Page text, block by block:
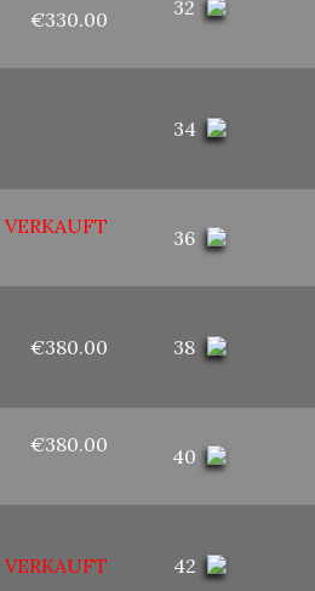
€330.00 32
34
VERKAUFT 36
€380.00 38
€380.00 40
VERKAUFT 42